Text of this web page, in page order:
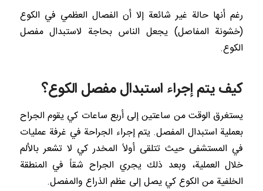
رغم أنها حالة غير شائعة إلا أن الفصال العظمي في الكوع
(خشونة المفاصل) يجعل الناس بحاجة لاستبدال مفصل
الكوع.
كيف يتم إجراء استبدال مفصل الكوع؟
يستغرق الوقت من ساعتين إلى أربع ساعات كي يقوم الجراح
بعملية استبدال المفصل. يتم إجراء الجراحة في غرفة عمليات
في المستشفى حيث تتلقى أولاً المخدر كي لا تشعر بالألم
خلال العملية، وبعد ذلك يجري الجراح شقاً في المنطقة
الخلفية من الكوع كي يصل إلى عظم الذراع والمفصل.